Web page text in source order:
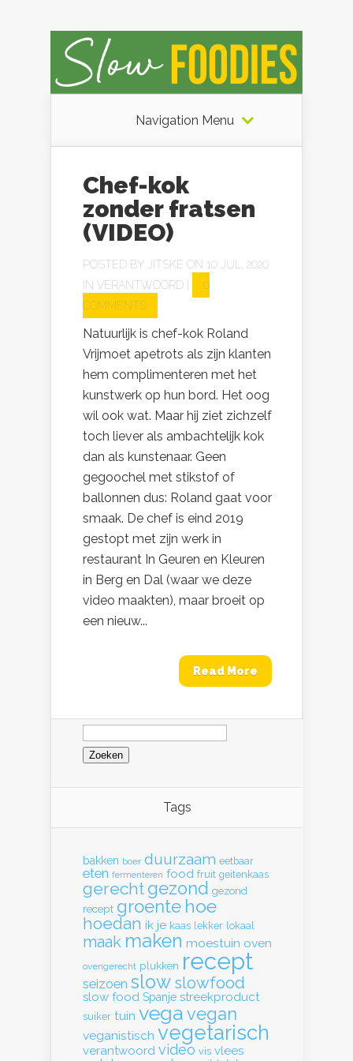
Navigation Menu
Chef-kok
zonder fratsen
(VIDEO)
POSTED BY JITSKE ON 10 JUL, 2020
IN VERANTWOORD
0
COMMENTS
Natuurlijk is chef-kok Roland
Vrijmoet apetrots als zijn klanten
hem complimenteren met het
kunstwerk op hun bord. Het oog
wil ook wat. Maar hij ziet zichzelf
toch liever als ambachtelijk kok
dan als kunstenaar. Geen
gegoochel met stikstof of
ballonnen dus: Roland gaat voor
smaak. De chef is eind 2019
gestopt met zijn werk in
restaurant In Geuren en Kleuren
in Berg en Dal (waar we deze
video maakten), maar broeit op
een nieuw...
Read More
Zoeken
naar:
Tags
bakken boer duurzaam eetbaar
eten fermenteren food fruit geitenkaas
gerecht gezond gezond
recept groente hoe
hoedan ik je kaas lekker lokaal
maak maken moestuin oven
ovengerecht plukken recept
seizoen slow slowfood
slow food Spanje streekproduct
suiker tuin vega vegan
veganistisch vegetarisch
verantwoord video vis vlees